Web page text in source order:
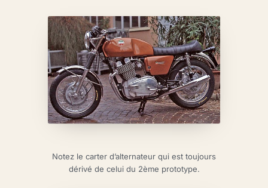
Notez le carter d’alternateur qui est toujours
dérivé de celui du 2ème prototype.